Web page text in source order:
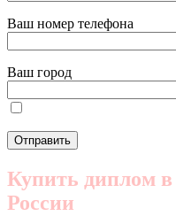
Ваш номер телефона
Ваш город
Купить диплом
России